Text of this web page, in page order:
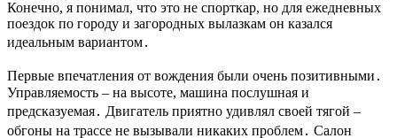
Конечно, я понимал, что это не спорткар, но для ежедневных
поездок по городу и загородных вылазкам он казался
идеальным вариантом․
Первые впечатления от вождения были очень позитивными․
Управляемость – на высоте, машина послушная и
предсказуемая․ Двигатель приятно удивлял своей тягой –
обгоны на трассе не вызывали никаких проблем․ Салон